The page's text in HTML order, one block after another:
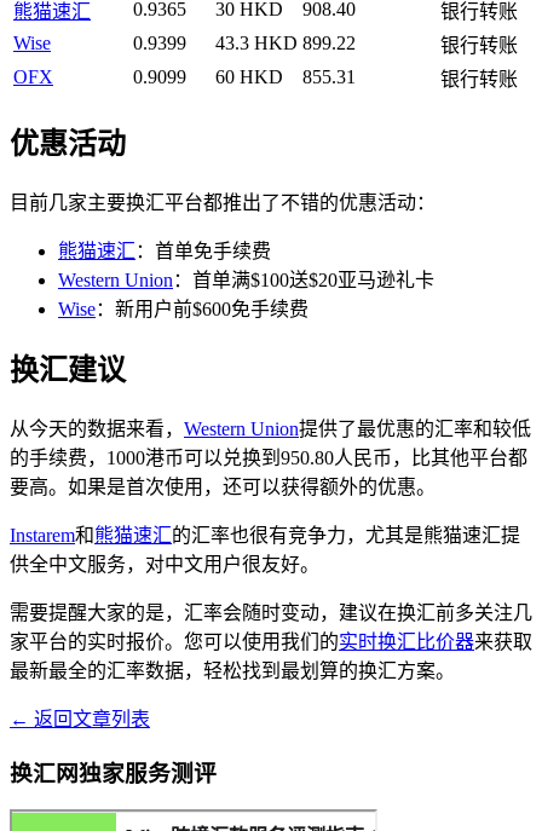
熊猫速汇
0.9365 30 HKD 908.40
银行转账
Wise
0.9399 43.3 HKD 899.22
银行转账
OFX
0.9099 60 HKD 855.31 银行转账
优惠活动
目前几家主要换汇平台都推出了不错的优惠活动：
熊猫速汇 ：首单免手续费
Western Union ：首单满$100送$20亚马逊礼卡
Wise：新用户前$600免手续费
换汇建议
从今天的数据来看， Western Union提供了最优惠的汇率和较低
的手续费，1000港币可以兑换到950.80人民币，比其他平台都
要高。如果是首次使用，还可以获得额外的优惠。
Instarem和熊猫速汇的汇率也很有竞争力，尤其是熊猫速汇提
供全中文服务，对中文用户很友好。
需要提醒大家的是，汇率会随时变动，建议在换汇前多关注几
家平台的实时报价。您可以使用我们的实时换汇比价器来获取
最新最全的汇率数据，轻松找到最划算的换汇方案。
← 返回文章列表
换汇网独家服务测评